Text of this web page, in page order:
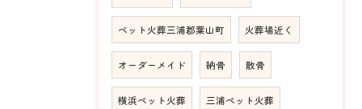
ペット火葬三浦郡葉山町 火葬場近く
オーダーメイド 納骨 散骨
横浜ペット火葬 三浦ペット火葬